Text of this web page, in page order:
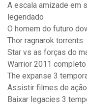
A escala amizade em
legendado
O homem do futuro
Thor ragnarok torrents
Star vs as forças do
Warrior 2011
The expanse 3
Assistir filmes de
Baixar legacies 3